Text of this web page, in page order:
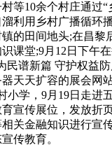
等10余个村庄通过“
利用乡村广播循环
的田间地头;在昌黎
课堂;9月12日下午
民谱新篇 守护权益
天天扩容的展会网
小学，9月19日走进
宣传展位，发放折
关金融知识进行宣
传教育。